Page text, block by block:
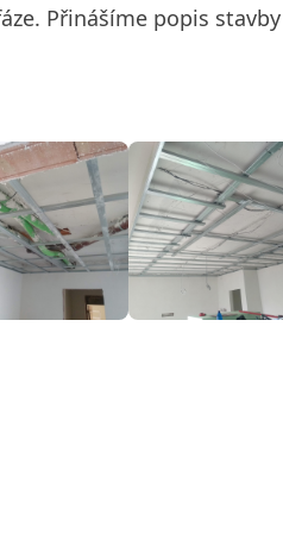
Přinášíme popis